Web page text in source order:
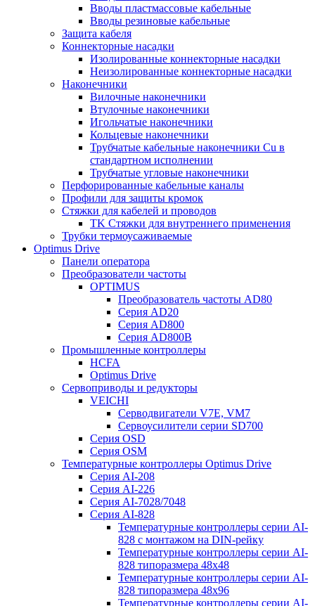
Вводы пластмассовые кабельные
Вводы резиновые кабельные
Защита кабеля
Коннекторные насадки
Изолированные коннекторные насадки
Неизолированные коннекторные насадки
Наконечники
Вилочные наконечники
Втулочные наконечники
Игольчатые наконечники
Кольцевые наконечники
Трубчатые кабельные наконечники Cu в
стандартном исполнении
Трубчатые угловые наконечники
Перфорированные кабельные каналы
Профили для защиты кромок
Стяжки для кабелей и проводов
TK Стяжки для внутреннего применения
Трубки термоусаживаемые
Optimus Drive
Панели оператора
Преобразователи частоты
OPTIMUS
Преобразователь частоты AD80
Серия AD20
Серия AD800
Серия AD800B
Промышленные контроллеры
HCFA
Optimus Drive
Сервоприводы и редукторы
VEICHI
Серводвигатели V7E, VM7
Сервоусилители серии SD700
Серия OSD
Серия OSM
Температурные контроллеры Optimus Drive
Серия AI-208
Серия AI-226
Серия AI-7028/7048
Серия AI-828
Температурные контроллеры серии AI-
828 с монтажом на DIN-рейку
Температурные контроллеры серии AI-
828 типоразмера 48х48
Температурные контроллеры серии AI-
828 типоразмера 48х96
Температурные контроллеры серии AI-